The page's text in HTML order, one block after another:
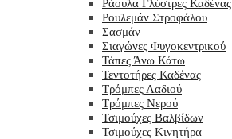
Ράουλα Γλύστρες Καδένας
Ρουλεμάν Στροφάλου
Σασμάν
Σιαγώνες Φυγοκεντρικού
Τάπες Άνω Κάτω
Τεντοτήρες Καδένας
Τρόμπες Λαδιού
Τρόμπες Νερού
Τσιμούχες Βαλβίδων
Τσιμούχες Κινητήρα